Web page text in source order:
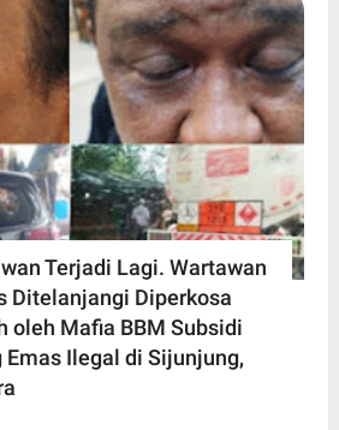
Terjadi Lagi. Wartawan
Ditelanjangi Diperkosa
oleh Mafia BBM Subsidi
Emas Ilegal di Sijunjung,